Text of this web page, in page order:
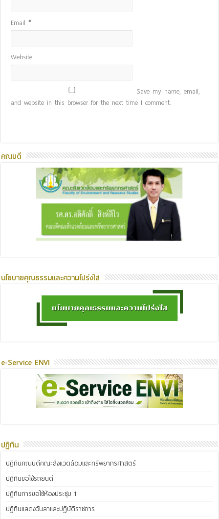
Email*
Website
Save my name, email,
and website in this browser for the next time I comment.
คณบดี
นโยบายคุณธรรมและความโปร่งใส
e-Service ENVI
ปฏิทิน
ปฏิทินคณบดีคณะสิ่งแวดล้อมและทรัพยากรศาสตร์
ปฏิทินขอใช้รถยนต์
ปฏิทินการขอใช้ห้องประชุม 1
ปฏิทินแสดงวันลาและปฏิบัติราชการ